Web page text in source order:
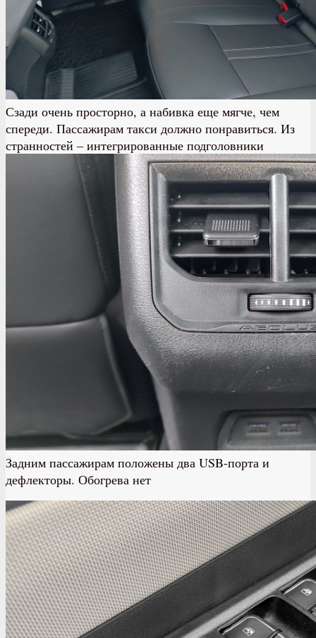
Сзади очень просторно, а набивка еще мягче, чем
спереди. Пассажирам такси должно понравиться. Из
странностей – интегрированные подголовники
Задним пассажирам положены два USB-порта и
дефлекторы. Обогрева нет